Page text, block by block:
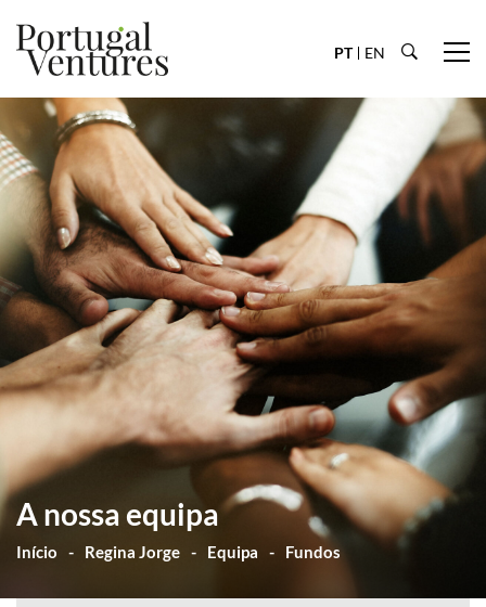
PT EN
A nossa equipa
Início Regina Jorge Equipa Fundos